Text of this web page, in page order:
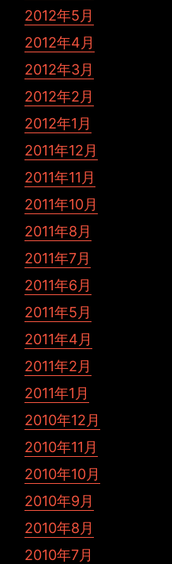
2012年5月
2012年4月
2012年3月
2012年2月
2012年1月
2011年12月
2011年11月
2011年10月
2011年8月
2011年7月
2011年6月
2011年5月
2011年4月
2011年2月
2011年1月
2010年12月
2010年11月
2010年10月
2010年9月
2010年8月
2010年7月